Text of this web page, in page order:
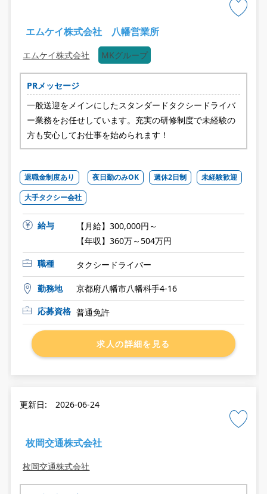
エムケイ株式会社 八幡営業所
エムケイ株式会社 MKグループ
PRメッセージ
一般送迎をメインにしたスタンダードタクシードライバ
ー業務をお任せしています。充実の研修制度で未経験の
方も安心してお仕事を始められます！
退職金制度あり 夜日勤のみOK 週休2日制
未経験歓迎
大手タクシー会社
給与
【月給】300,000円～
【年収】360万～504万円
職種
タクシードライバー
勤務地
京都府八幡市八幡科手4-16
応募資格 普通免許
求人の詳細を見る
更新日: 2026-06-24
枚岡交通株式会社
枚岡交通株式会社